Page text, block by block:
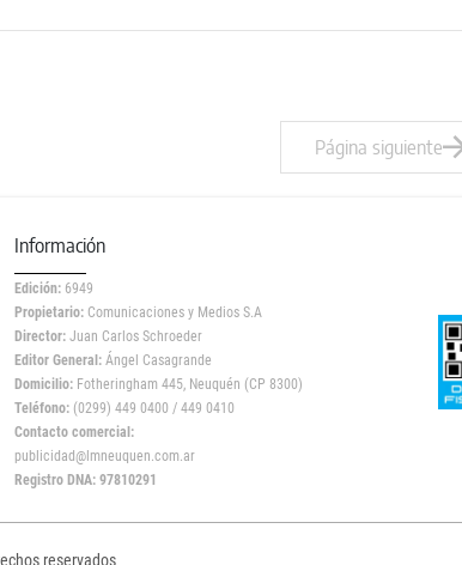
Página siguiente
Información
Edición: 6949
Propietario: Comunicaciones y Medios S.A
Director: Juan Carlos Schroeder
Editor General: Ángel Casagrande
Domicilio: Fotheringham 445, Neuquén (CP 8300)
Teléfono: (0299) 449 0400 / 449 0410
Contacto comercial:
publicidad@lmneuquen.com.ar
Registro DNA: 97810291
reservados